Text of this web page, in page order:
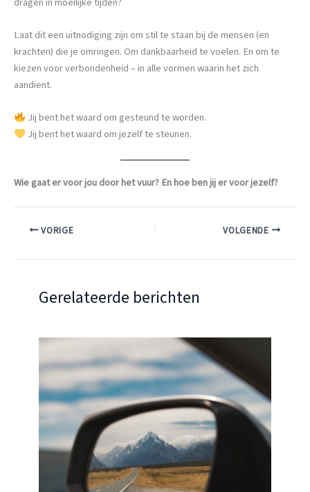
Laat dit een uitnodiging zijn om stil te staan bij de mensen (en
krachten) die je omringen. Om dankbaarheid te voelen. En om te
kiezen voor verbondenheid – in alle vormen waarin het zich
aandient.
Jij bent het waard om gesteund te worden.
Jij bent het waard om jezelf te steunen.
Wie gaat er voor jou door het vuur? En hoe ben jij er voor jezelf?
VORIGE VOLGENDE
Gerelateerde berichten